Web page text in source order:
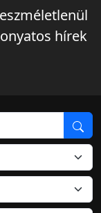
hírek